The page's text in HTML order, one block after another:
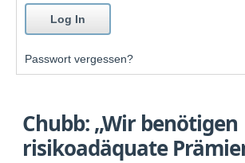
Passwort vergessen?
Chubb: „Wir benötigen
risikoadäquate